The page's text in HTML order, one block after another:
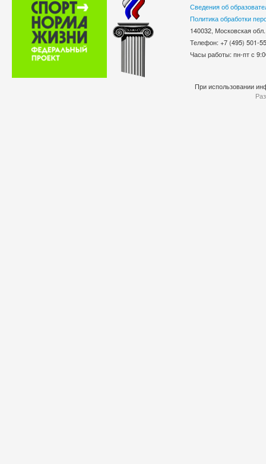
Сведения об
Политика обработки
140032, Московская
Телефон: +7 (495)
Часы работы: пн-пт с
При использовании